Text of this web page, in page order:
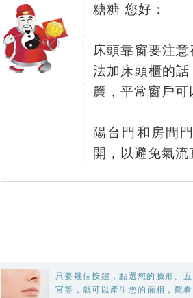
糖糖 您好：
床頭靠窗要注
法加床頭櫃的
簾，平常窗戶
陽台門和房間
開，以避免氣
只要幾個按鍵，點選您的臉形、五
官等，就可以產生您的面相，觀看